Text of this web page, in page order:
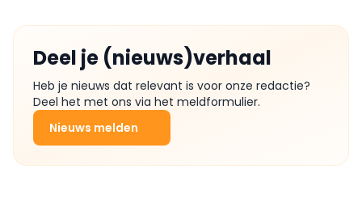
Deel je (nieuws)verhaal
Heb je nieuws dat relevant is voor onze redactie?
Deel het met ons via het meldformulier.
Nieuws melden